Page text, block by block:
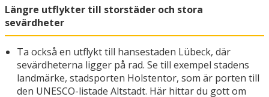
Längre utflykter till storstäder och stora
sevärdheter
Ta också en utflykt till hansestaden Lübeck, där
sevärdheterna ligger på rad. Se till exempel stadens
landmärke, stadsporten Holstentor, som är porten till
den UNESCO-listade Altstadt. Här hittar du gott om